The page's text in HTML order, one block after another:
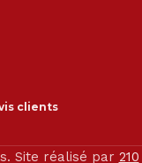
clients
Site réalisé par 210